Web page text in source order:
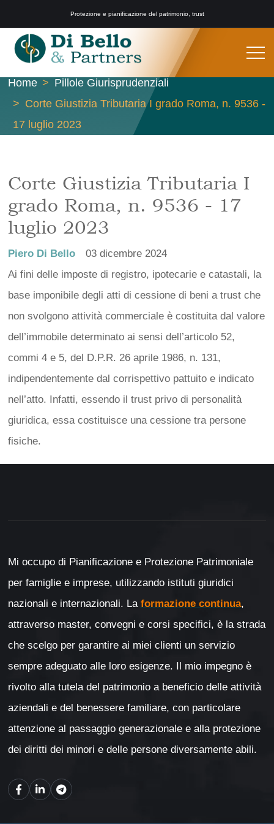
Protezione e pianificazione del patrimonio, trust
Home
Pillole Giurisprudenziali
Corte Giustizia Tributaria I grado Roma, n. 9536 -
17 luglio 2023
Corte Giustizia Tributaria I
grado Roma, n. 9536 - 17
luglio 2023
Piero Di Bello
03 dicembre 2024
Ai fini delle imposte di registro, ipotecarie e catastali, la
base imponibile degli atti di cessione di beni a trust che
non svolgono attività commerciale è costituita dal valore
dell’immobile determinato ai sensi dell’articolo 52,
commi 4 e 5, del D.P.R. 26 aprile 1986, n. 131,
indipendentemente dal corrispettivo pattuito e indicato
nell’atto. Infatti, essendo il trust privo di personalità
giuridica, essa costituisce una cessione tra persone
fisiche.
Mi occupo di Pianificazione e Protezione Patrimoniale
per famiglie e imprese, utilizzando istituti giuridici
nazionali e internazionali. La formazione continua,
attraverso master, convegni e corsi specifici, è la strada
che scelgo per garantire ai miei clienti un servizio
sempre adeguato alle loro esigenze. Il mio impegno è
rivolto alla tutela del patrimonio a beneficio delle attività
aziendali e del benessere familiare, con particolare
attenzione al passaggio generazionale e alla protezione
dei diritti dei minori e delle persone diversamente abili.